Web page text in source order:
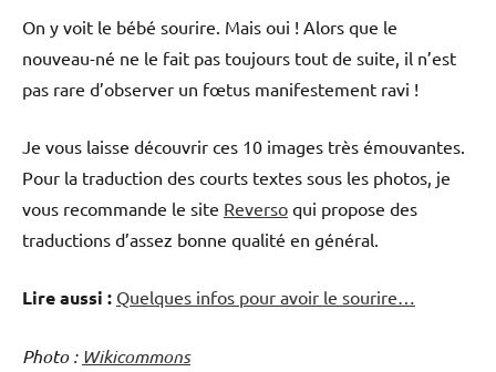
On y voit le bébé sourire. Mais oui ! Alors que le
nouveau-né ne le fait pas toujours tout de suite, il n’est
pas rare d’observer un fœtus manifestement ravi !
Je vous laisse découvrir ces 10 images très émouvantes.
Pour la traduction des courts textes sous les photos, je
vous recommande le site Reverso qui propose des
traductions d’assez bonne qualité en général.
Lire aussi : Quelques infos pour avoir le sourire…
Photo : Wikicommons